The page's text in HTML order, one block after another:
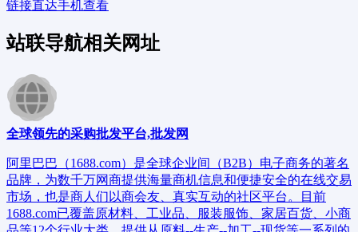
链接直达手机查看
站联导航相关网址
全球领先的采购批发平台,批发网
阿里巴巴（1688.com）是全球企业间（B2B）电子商务的著名
品牌，为数千万网商提供海量商机信息和便捷安全的在线交易
市场，也是商人们以商会友、真实互动的社区平台。目前
1688.com已覆盖原材料、工业品、服装服饰、家居百货、小商